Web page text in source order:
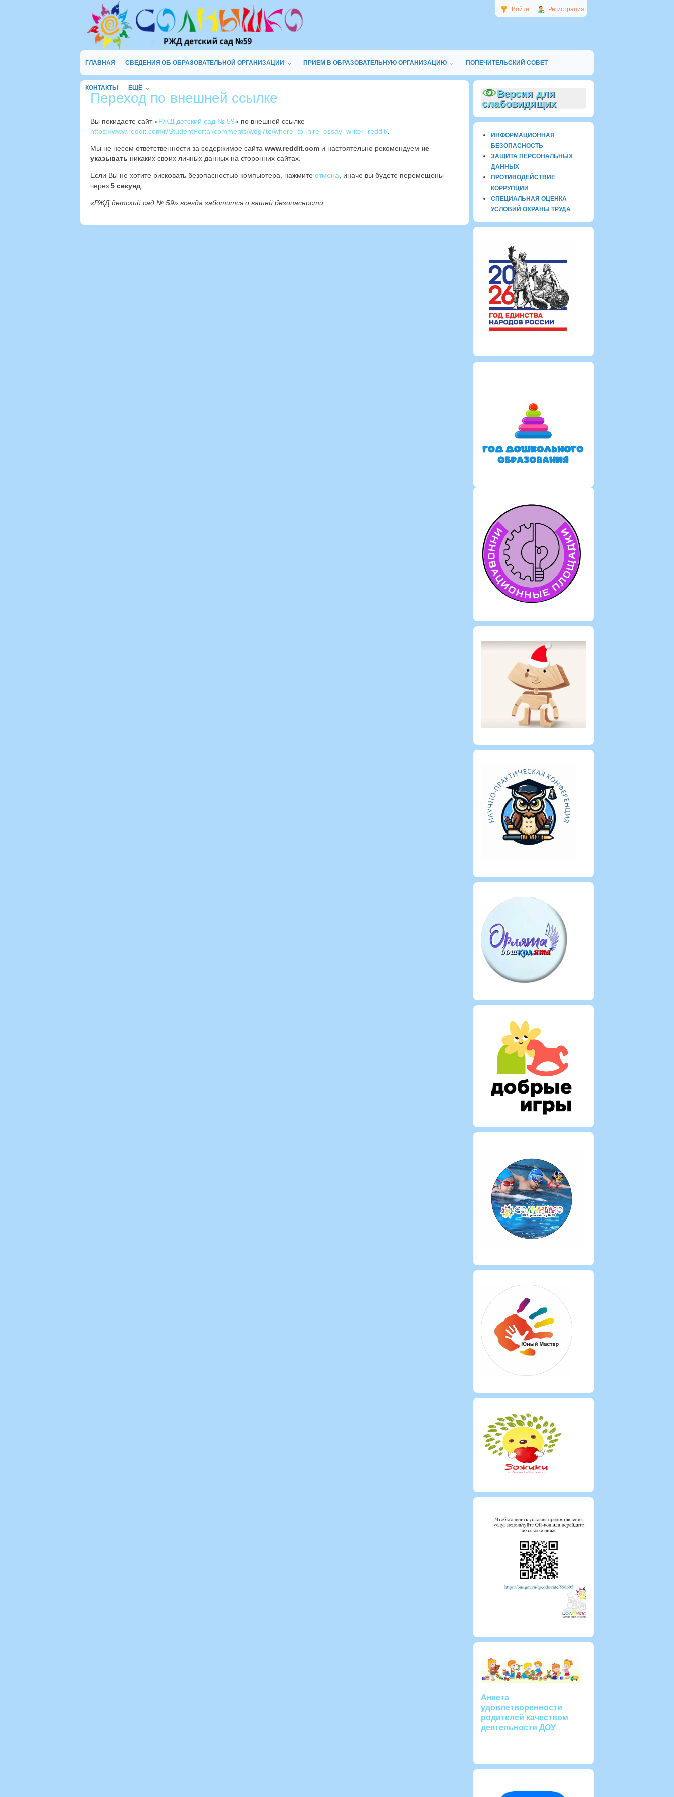
Войти Регистрация
ГЛАВНАЯ СВЕДЕНИЯ ОБ ОБРАЗОВАТЕЛЬНОЙ ОРГАНИЗАЦИИ ПРИЕМ В ОБРАЗОВАТЕЛЬНУЮ ОРГАНИЗАЦИЮ ПОПЕЧИТЕЛЬСКИЙ СОВЕТ
КОНТАКТЫ ЕЩЁ
Переход по внешней ссылке
Вы покидаете сайт «РЖД детский сад № 59» по внешней ссылке
https://www.reddit.com/r/StudentPortal/comments/wdg7to/where_to_hire_essay_writer_reddit/
Мы не несем ответственности за содержимое сайта www.reddit.com и настоятельно рекомендуем не
указывать никаких своих личных данных на сторонних сайтах.
Если Вы не хотите рисковать безопасностью компьютера, нажмите отмена , иначе вы будете перемещены
через 4 секунд
«РЖД детский сад № 59» всегда заботится о вашей безопасности.
Версия для
слабовидящих
ИНФОРМАЦИОННАЯ
БЕЗОПАСНОСТЬ
ЗАЩИТА ПЕРСОНАЛЬНЫХ
ДАННЫХ
ПРОТИВОДЕЙСТВИЕ
КОРРУПЦИИ
СПЕЦИАЛЬНАЯ ОЦЕНКА
УСЛОВИЙ ОХРАНЫ ТРУДА
Анкета
удовлетворенности
родителей качеством
деятельности ДОУ